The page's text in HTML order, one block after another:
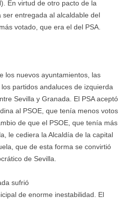
En virtud de otro pacto de la
ser entregada al alcaldable del
votado, que era el del PSA.
los nuevos ayuntamientos, las
partidos andaluces de izquierda
Sevilla y Granada. El PSA aceptó
al PSOE, que tenía menos votos
de que el PSOE, que tenía más
le cediera la Alcaldía de la capital
que de esta forma se convirtió
de Sevilla.
sufrió
de enorme inestabilidad. El